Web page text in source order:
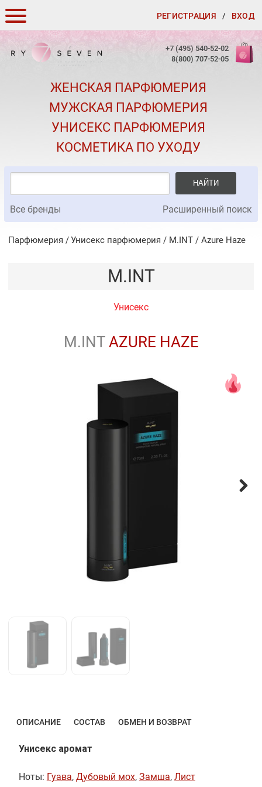
РЕГИСТРАЦИЯ / ВХОД
КАК ЗАКАЗАТЬ
СКИДКИ
КОНТАКТЫ
О КАЧЕСТВЕ
ПОДАРКИ К ЗАКАЗАМ
+7 (495) 540-52-02
8(800) 707-52-05
ЖЕНСКАЯ ПАРФЮМЕРИЯ
МУЖСКАЯ ПАРФЮМЕРИЯ
УНИСЕКС ПАРФЮМЕРИЯ
КОСМЕТИКА ПО УХОДУ
НАЙТИ
Все бренды Расширенный поиск
Парфюмерия Унисекс парфюмерия / M.INT / Azure Haze
M.INT
Унисекс
M.INTAZURE HAZE
ОПИСАНИЕ СОСТАВ ОБМЕН И ВОЗВРАТ
Унисекс аромат
Ноты: Гуава, Дубовый мох, Замша, Лист